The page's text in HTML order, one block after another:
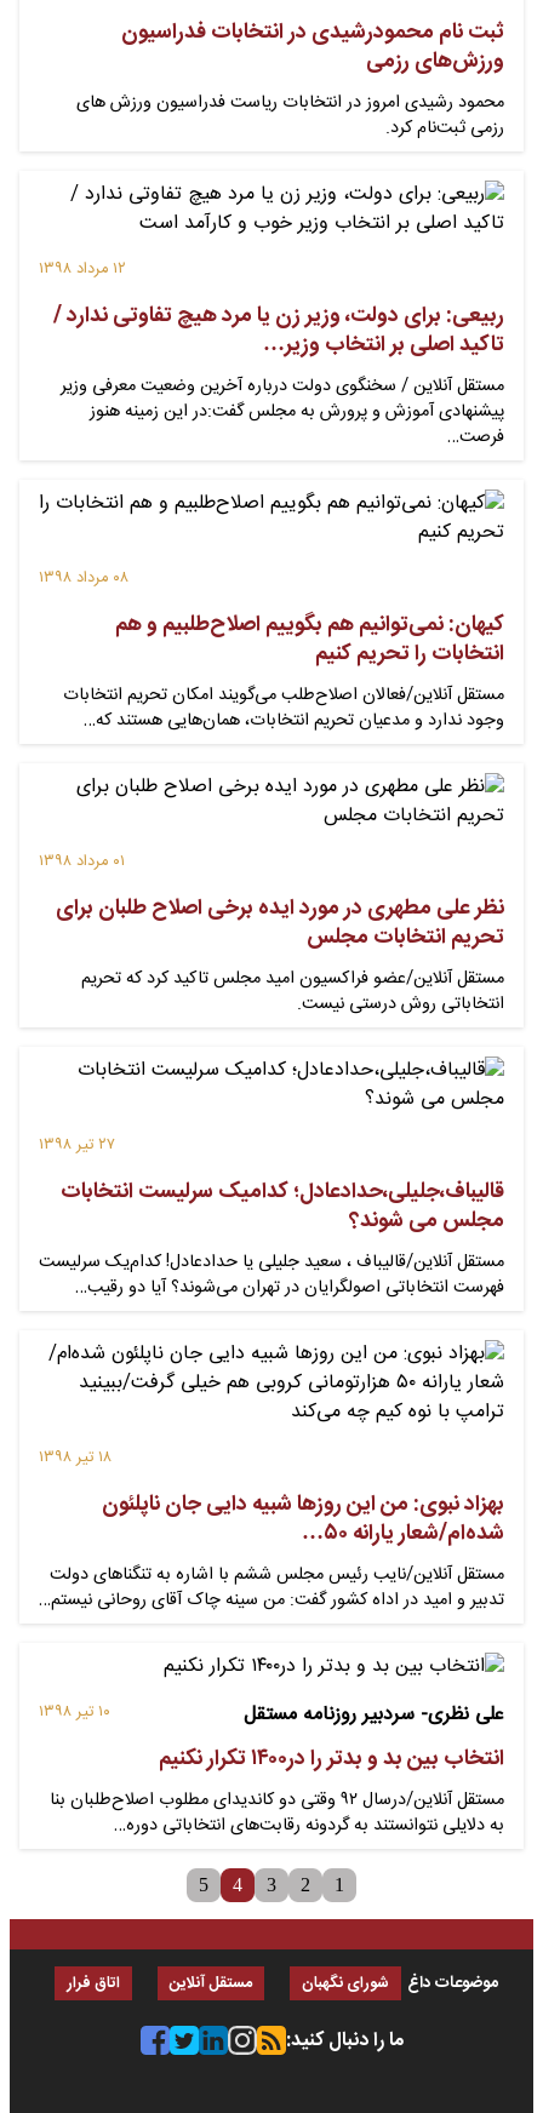
ثبت نام محمودرشیدی در انتخابات فدراسیون
ورزش‌های رزمی
محمود رشیدى امروز در انتخابات ریاست فدراسیون ورزش هاى
رزمى ثبت‌نام کرد.
۱۲ مرداد ۱۳۹۸
ربیعی: برای دولت، وزیر زن یا مرد هیچ تفاوتی ندارد /
تاکید اصلی بر انتخاب وزیر…
مستقل آنلاین / سخنگوی دولت درباره آخرین وضعیت معرفی وزیر
پیشنهادی آموزش و پرورش به مجلس گفت:در این زمینه هنوز
فرصت…
۰۸ مرداد ۱۳۹۸
کیهان: نمی‌توانیم هم بگوییم اصلاح‌طلبیم و هم
انتخابات را تحریم کنیم
مستقل آنلاین/فعالان اصلاح‌طلب می‌گویند امکان تحریم انتخابات
وجود ندارد و مدعیان تحریم انتخابات، همان‌هایی هستند که…
۰۱ مرداد ۱۳۹۸
نظر علی مطهری در مورد ایده برخی اصلاح طلبان برای
تحریم انتخابات مجلس
مستقل آنلاین/عضو فراکسیون امید مجلس تاکید کرد که تحریم
انتخاباتی روش درستی نیست.
۲۷ تیر ۱۳۹۸
قالیباف،جلیلی،حدادعادل؛ کدامیک سرلیست انتخابات
مجلس می شوند؟
مستقل آنلاین/قالیباف ، سعید جلیلی یا حدادعادل! کدام‌یک سرلیست
فهرست انتخاباتی اصولگرایان در تهران می‌شوند؟ آیا دو رقیب…
۱۸ تیر ۱۳۹۸
بهزاد نبوی: من این روزها شبیه دایی جان ناپلئون
شده‌ام/شعار یارانه ۵۰…
مستقل آنلاین/نایب رئیس مجلس ششم با اشاره به تنگناهای دولت
تدبیر و امید در اداه کشور گفت: من سینه چاک آقای روحانی نیستم…
علی نظری- سردبیر روزنامه مستقل ۱۰ تیر ۱۳۹۸
انتخاب بین بد و بدتر را در۱۴۰۰ تکرار نکنیم
مستقل آنلاین/درسال ۹۲ وقتی دو کاندیدای مطلوب اصلاح‌طلبان بنا
به دلایلی نتوانستند به گردونه رقابت‌های انتخاباتی دوره…
1
2
3
4
5
موضوعات داغ شورای نگهبان مستقل آنلاین اتاق فرار
ما را دنبال کنید: